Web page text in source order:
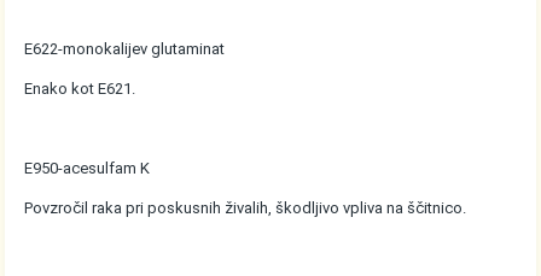
E622-monokalijev glutaminat
Enako kot E621.
E950-acesulfam K
Povzročil raka pri poskusnih živalih, škodljivo vpliva na ščitnico.